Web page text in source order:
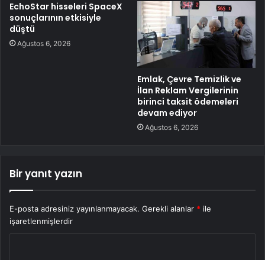
EchoStar hisseleri SpaceX
sonuçlarının etkisiyle
düştü
Ağustos 6, 2026
Emlak, Çevre Temizlik ve
İlan Reklam Vergilerinin
birinci taksit ödemeleri
devam ediyor
Ağustos 6, 2026
Bir yanıt yazın
E-posta adresiniz yayınlanmayacak. Gerekli alanlar * ile
işaretlenmişlerdir